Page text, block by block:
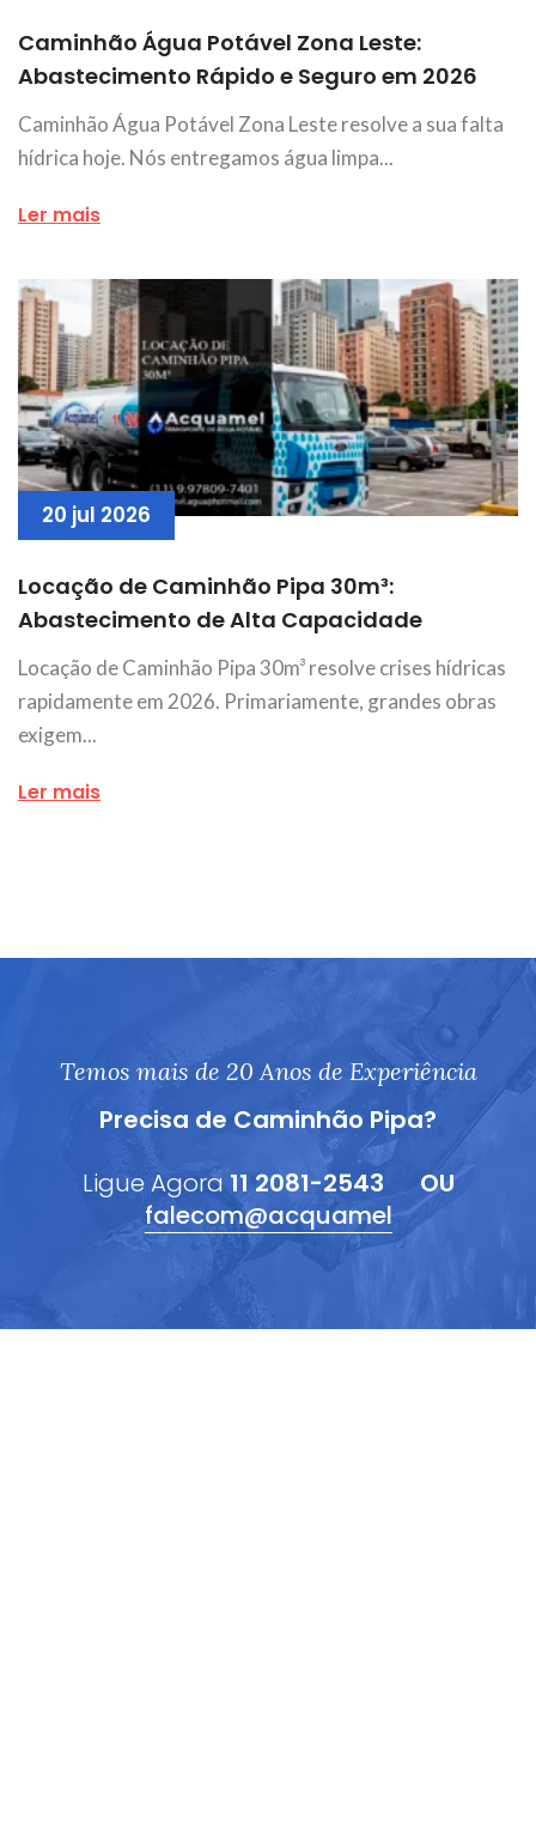
Caminhão Água Potável Zona Leste:
Abastecimento Rápido e Seguro em 2026
Caminhão Água Potável Zona Leste resolve a sua falta
hídrica hoje. Nós entregamos água limpa...
Ler mais
20 jul 2026
Locação de Caminhão Pipa 30m³:
Abastecimento de Alta Capacidade
Locação de Caminhão Pipa 30m³ resolve crises hídricas
rapidamente em 2026. Primariamente, grandes obras
exigem...
Ler mais
Temos mais de 20 Anos de Experiência
Precisa de Caminhão Pipa?
Ligue Agora 11 2081-2543
OU
falecom@acquamel